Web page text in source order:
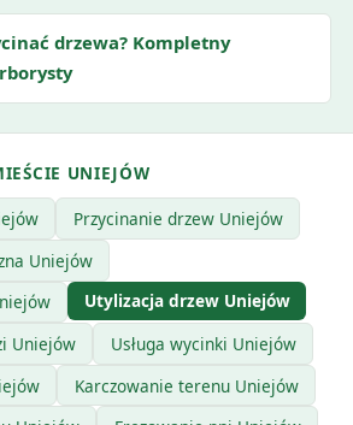
drzewa? Kompletny
UNIEJÓW
Przycinanie drzew Uniejów
Uniejów
Utylizacja drzew Uniejów
Uniejów
Usługa wycinki Uniejów
Karczowanie terenu Uniejów